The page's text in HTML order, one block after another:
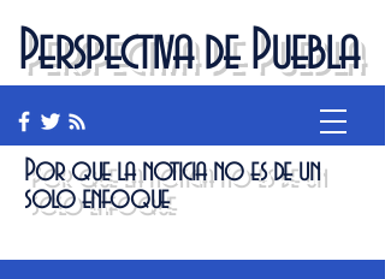
Perspectiva de Puebla
Por que la noticia no es de un
solo enfoque